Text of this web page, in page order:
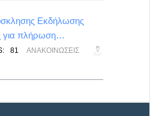
Εκδήλωσης
για πλήρωση…
81
ΑΝΑΚΟΙΝΏΣΕΙΣ